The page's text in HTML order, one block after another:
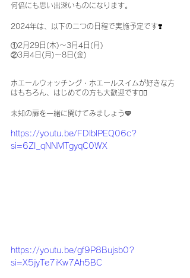
何倍にも思い出深いものになります。
2024年は、以下の二つの日程で実施予定です❣️
①2月29日(木)〜3月4日(月)
②3月4日(月)〜8日(金)
ホエールウォッチング・ホエールスイムが好きな方
はもちろん、はじめての方も大歓迎です🧜‍♀️
未知の扉を一緒に開けてみましょう💙
https://youtu.be/FDlblPEQ06c?
si=6ZI_qNNMTgyqC0WX
https://youtu.be/gf9P8Bujsb0?
si=X5jyTe7iKw7Ah5BC